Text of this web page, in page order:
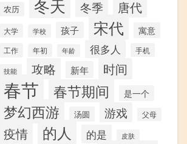
农历 冬天 冬季 唐代
大学 学校 孩子 宋代 寓意
工作 年初 年龄 很多人 手机
技能 攻略 新年 时间
春节 春节期间 是一个
梦幻西游 汤圆 游戏 父母
疫情 的人 的是 皮肤